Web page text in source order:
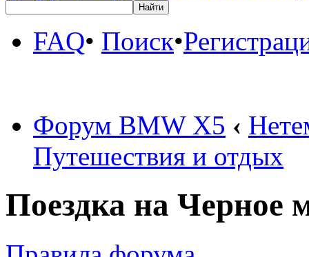
FAQ• Поиск•
Форум BMW X5 ‹
Путешествия и отдых
Поездка на Черное